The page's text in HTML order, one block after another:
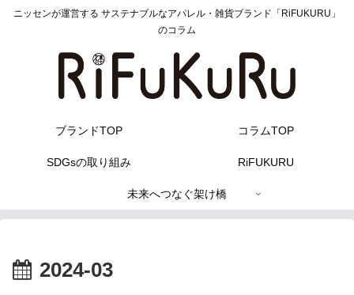
ニッセンが運営する サステナブルなアパレル・雑貨ブランド「RiFUKURU」
のコラム
ブランドTOP コラムTOP
SDGsの取り組み RiFUKURU
未来へつなぐ架け橋
2024-03